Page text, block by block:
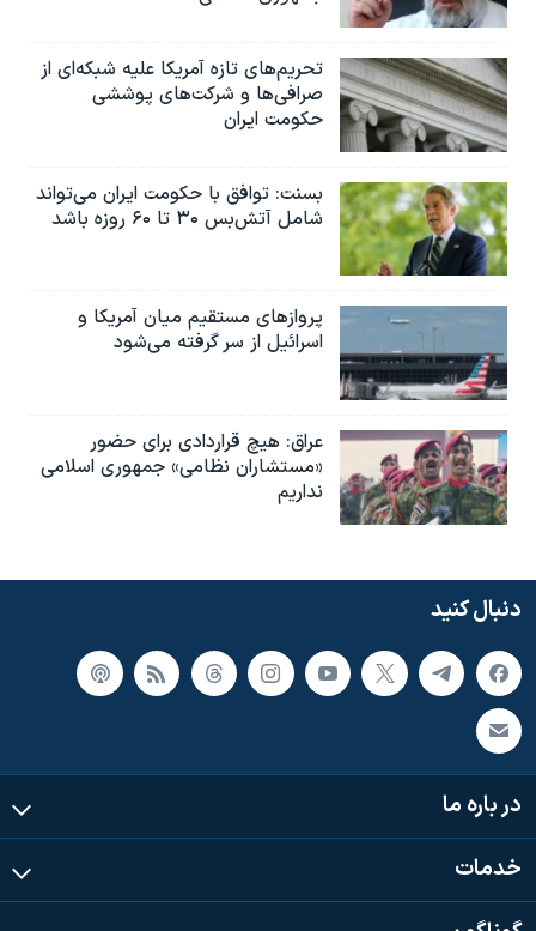
تحریم‌های تازه آمریکا علیه شبکه‌ای از
صرافی‌ها و شرکت‌های پوششی
حکومت ایران
بسنت: توافق با حکومت ایران می‌تواند
شامل آتش‌بس ۳۰ تا ۶۰ روزه باشد
پروازهای مستقیم میان آمریکا و
اسرائیل از سر گرفته می‌شود
عراق: هیچ قراردادی برای حضور
«مستشاران نظامی» جمهوری اسلامی
نداریم
دنبال کنید
در باره ما
خدمات